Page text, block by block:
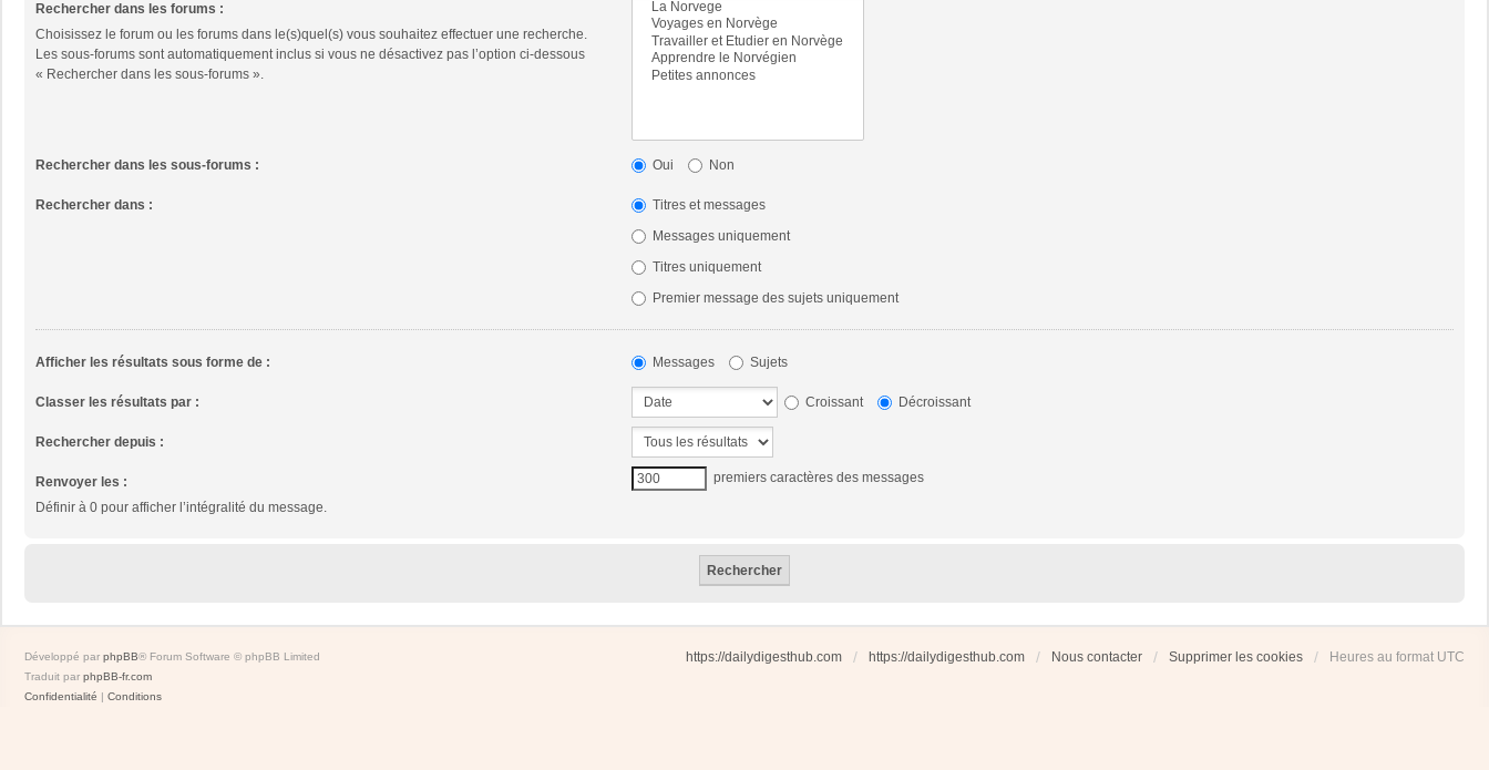
Rechercher dans les forums :
Choisissez le forum ou les forums dans le(s)quel(s) vous souhaitez effectuer une recherche.
Les sous-forums sont automatiquement inclus si vous ne désactivez pas l’option ci-dessous
« Rechercher dans les sous-forums ».
Rechercher dans les sous-forums : Oui Non
Rechercher dans :
Titres et messages
Messages uniquement
Titres uniquement
Premier message des sujets uniquement
Afficher les résultats sous forme de : Messages Sujets
Classer les résultats par : Croissant Décroissant
Rechercher depuis :
Renvoyer les :
Définir à 0 pour afficher l’intégralité du message.
premiers caractères des messages
https://dailydigesthub.com https://dailydigesthub.com Nous contacter Supprimer les cookies Heures au format UTC
Développé par phpBB® Forum Software © phpBB Limited
Traduit par phpBB-fr.com
Confidentialité | Conditions